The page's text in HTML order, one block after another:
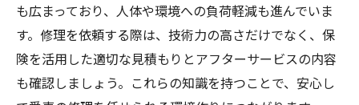
も広まっており、人体や環境への負荷軽減も進んでいま
す。修理を依頼する際は、技術力の高さだけでなく、保
険を活用した適切な見積もりとアフターサービスの内容
も確認しましょう。これらの知識を持つことで、安心し